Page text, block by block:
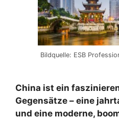
Bildquelle: ESB
China ist ein
Gegensätze – eine
und eine moderne,